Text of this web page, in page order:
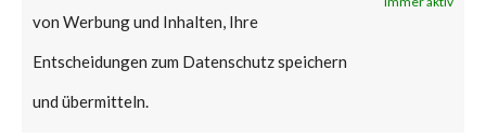
von Werbung und Inhalten, Ihre
Entscheidungen zum Datenschutz speichern
und übermitteln.
collected by the threat actor
prior to the deployment of
Sandals and Fantasy for lateral